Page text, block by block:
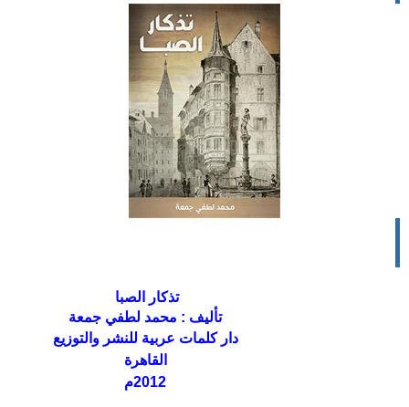
تذكار الصبا
تأليف : محمد لطفي جمعة
دار كلمات عربية للنشر والتوزيع
القاهرة
2012م